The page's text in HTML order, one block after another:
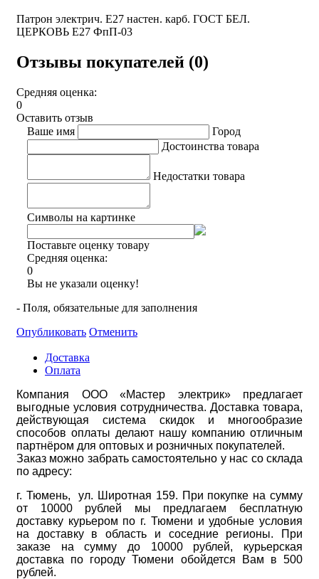
Патрон электрич. E27 настен. карб. ГОСТ БЕЛ.
ЦЕРКОВЬ E27 ФпП-03
Отзывы покупателей (0)
Средняя оценка:
0
Оставить отзыв
Ваше имя
Город
Достоинства товара
Недостатки товара
Символы на картинке
Поставьте оценку товару
Средняя оценка:
0
Вы не указали оценку!
- Поля, обязательные для заполнения
Опубликовать Отменить
Доставка
Оплата
Компания ООО «Мастер электрик» предлагает
выгодные условия сотрудничества. Доставка товара,
действующая система скидок и многообразие
способов оплаты делают нашу компанию отличным
партнёром для оптовых и розничных покупателей.
Заказ можно забрать самостоятельно у нас со склада
по адресу:
г. Тюмень, ул. Широтная 159. При покупке на сумму
от 10000 рублей мы предлагаем бесплатную
доставку курьером по г. Тюмени и удобные условия
на доставку в область и соседние регионы. При
заказе на сумму до 10000 рублей, курьерская
доставка по городу Тюмени обойдется Вам в 500
рублей.